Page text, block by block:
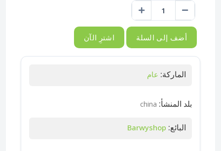
أضف إلى السلة اشترِ الآن
الماركة: عام
بلد المنشأ: china
البائع: Barwyshop